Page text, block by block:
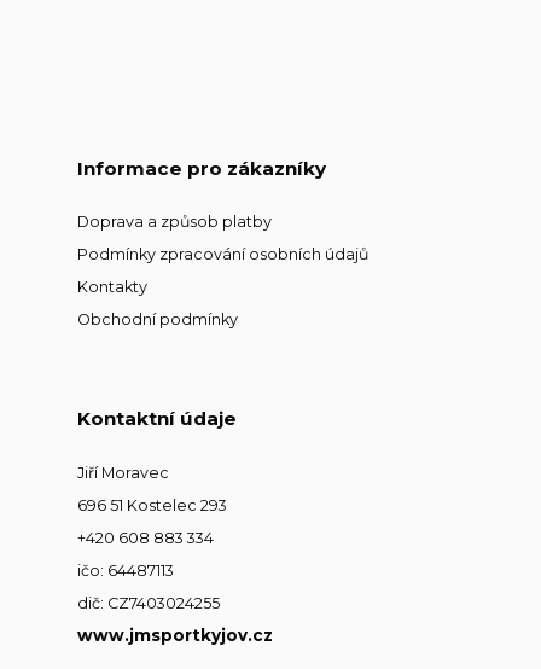
Informace pro zákazníky
Doprava a způsob platby
Podmínky zpracování osobních údajů
Kontakty
Obchodní podmínky
Kontaktní údaje
Jiří Moravec
696 51 Kostelec 293
+420 608 883 334
ičo: 64487113
dič: CZ7403024255
www.jmsportkyjov.cz